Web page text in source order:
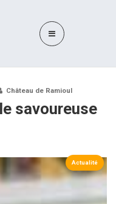
Château de Ramioul
savoureuse
Actualité